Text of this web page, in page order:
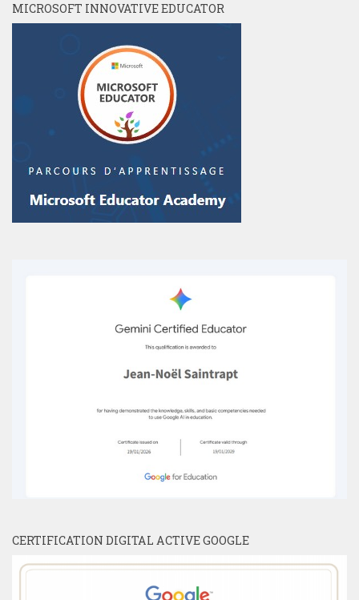
MICROSOFT INNOVATIVE EDUCATOR
CERTIFICATION DIGITAL ACTIVE GOOGLE